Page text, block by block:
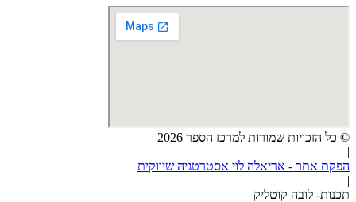
© כל הזכויות שמורות למרכז הספר 2026
|
הפקת אתר - אריאלה לוי אסטרטגיה שיווקית
|
תכנות- לובה קוטליק